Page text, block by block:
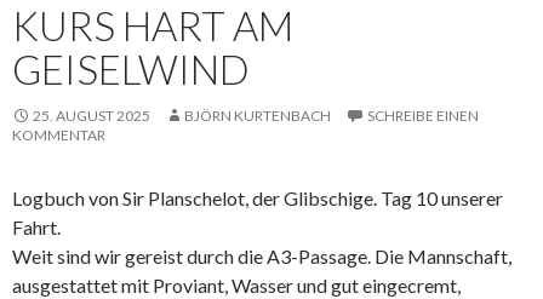
KURS HART AM
GEISELWIND
25. AUGUST 2025 BJÖRN KURTENBACH
SCHREIBE EINEN
KOMMENTAR
Logbuch von Sir Planschelot, der Glibschige. Tag 10 unserer
Fahrt.
Weit sind wir gereist durch die A3-Passage. Die Mannschaft,
ausgestattet mit Proviant, Wasser und gut eingecremt,